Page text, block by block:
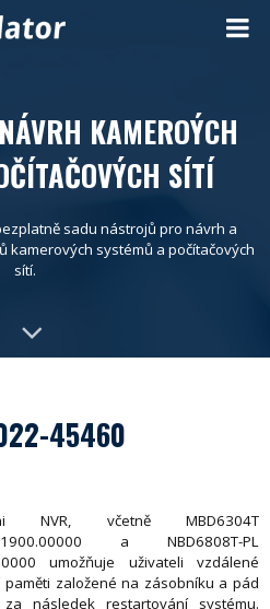
KAMEROÝCH
SÍTÍ
sadu nástrojů pro návrh a
kamerových systémů a počítačových
sítí.
45460
NVR, včetně MBD6304T
a NBD6808T-PL
umožňuje uživateli vzdálené
založené na zásobníku a pád
následek restartování systému.